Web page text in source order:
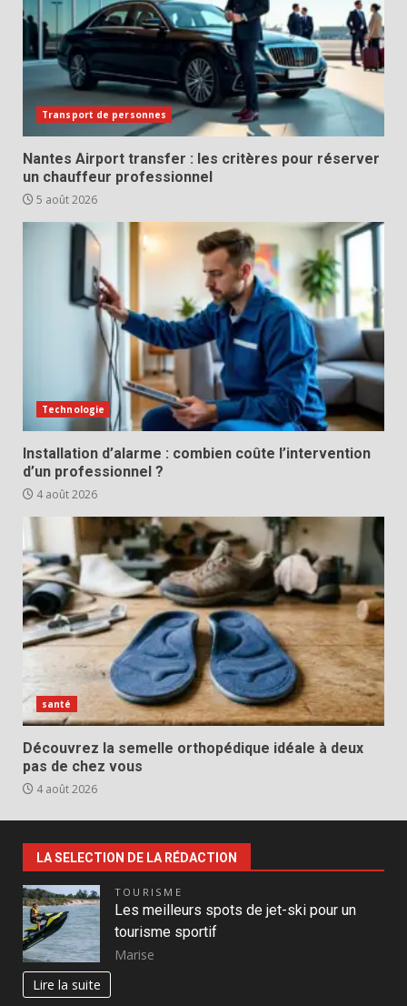
Transport de personnes
Nantes Airport transfer : les critères pour réserver
un chauffeur professionnel
5 août 2026
Technologie
Installation d’alarme : combien coûte l’intervention
d’un professionnel ?
4 août 2026
santé
Découvrez la semelle orthopédique idéale à deux
pas de chez vous
4 août 2026
LA SELECTION DE LA RÉDACTION
TOURISME
Les meilleurs spots de jet-ski pour un
tourisme sportif
Marise
Lire la suite